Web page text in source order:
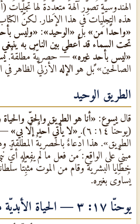
الهندوسيّة تُصوِّر آلهةً متعدِّدةً لها
هذه التجلِّيات في هذا الإطار. لكنّ
«واحدًا من» بل «الوحيد»: «وليس
تحت السماء قد أُعطي بين الناس به
«ليس بأحدٍ غيره» — حصريّةٌ مطلقةٌ.
الصالحين» بل هو الإله الأزليٌّ الظاهر في
الطريق الوحيد
قال يسوع: «أنا هو الطريق والحقّ
(يوحنّا ١٤: ٦).
«لا يأتي أحدٌ إلّا بي» —
الطريق». هذا ادِّعاءٌ بالحصريّةٌ المطلقة.
مبنيٌّ على الواقع: من فعل ما لم يفعله
خطايا البشريّة وقام من الموت مُثبِّتًا
يُساوَى بغيره.
يوحنّا ١٧: ٣ — الحياة الأبديّة معرفةٌ شخصيّة